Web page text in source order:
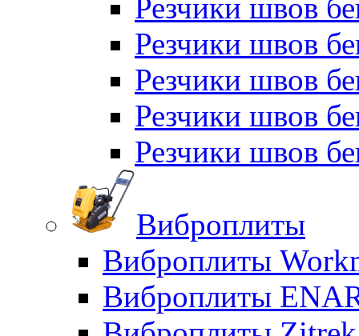
Резчики швов
Резчики швов
Резчики швов
Резчики швов
Резчики швов
Виброплиты
Виброплиты
Виброплиты